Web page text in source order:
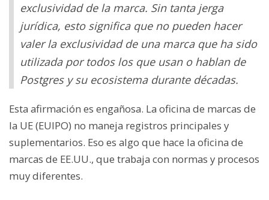
exclusividad de la marca. Sin tanta jerga
jurídica, esto significa que no pueden hacer
valer la exclusividad de una marca que ha sido
utilizada por todos los que usan o hablan de
Postgres y su ecosistema durante décadas.
Esta afirmación es engañosa. La oficina de marcas de
la UE (EUIPO) no maneja registros principales y
suplementarios. Eso es algo que hace la oficina de
marcas de EE.UU., que trabaja con normas y procesos
muy diferentes.